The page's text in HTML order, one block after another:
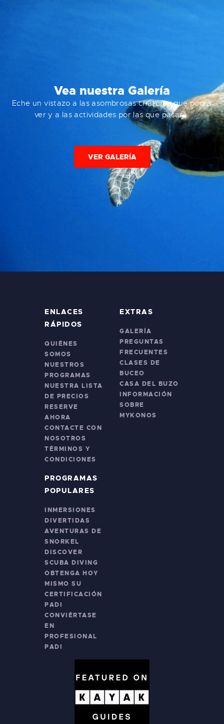
Vea nuestra Galería
Eche un vistazo a las asombrosas criaturas que podrá
ver y a las actividades por las que pasará.
VER GALERÍA
ENLACES
RÁPIDOS
QUIÉNES
SOMOS
NUESTROS
PROGRAMAS
NUESTRA LISTA
DE PRECIOS
RESERVE
AHORA
CONTACTE CON
NOSOTROS
TÉRMINOS Y
CONDICIONES
EXTRAS
GALERÍA
PREGUNTAS
FRECUENTES
CLASES DE
BUCEO
CASA DEL BUZO
INFORMACIÓN
SOBRE
MYKONOS
PROGRAMAS
POPULARES
INMERSIONES
DIVERTIDAS
AVENTURAS DE
SNORKEL
DISCOVER
SCUBA DIVING
OBTENGA HOY
MISMO SU
CERTIFICACIÓN
PADI
CONVIÉRTASE
EN
PROFESIONAL
PADI